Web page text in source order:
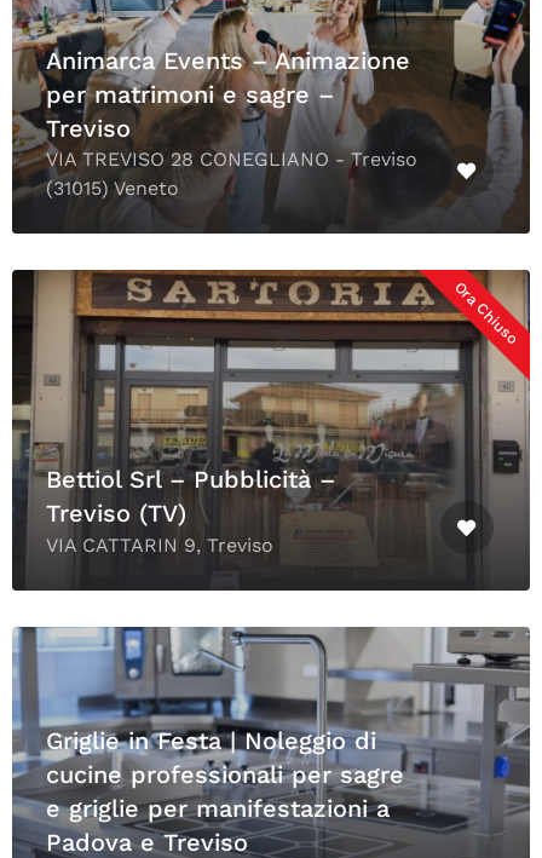
Animarca Events – Animazione
per matrimoni e sagre –
Treviso
VIA TREVISO 28 CONEGLIANO - Treviso
(31015) Veneto
Ora Chiuso
Bettiol Srl – Pubblicità –
Treviso (TV)
VIA CATTARIN 9, Treviso
Griglie in Festa | Noleggio di
cucine professionali per sagre
e griglie per manifestazioni a
Padova e Treviso